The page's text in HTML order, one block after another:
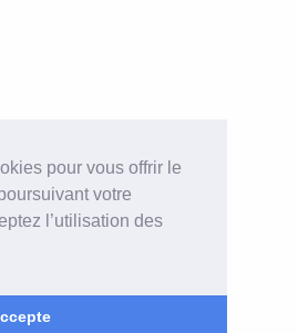
pour vous offrir le
votre
l’utilisation des